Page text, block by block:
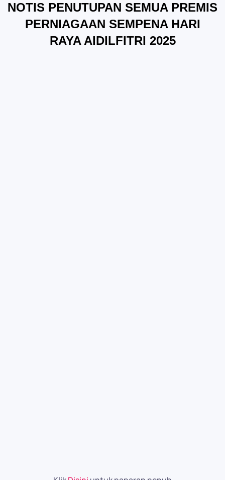
NOTIS PENUTUPAN SEMUA PREMIS
PERNIAGAAN SEMPENA HARI
RAYA AIDILFITRI 2025